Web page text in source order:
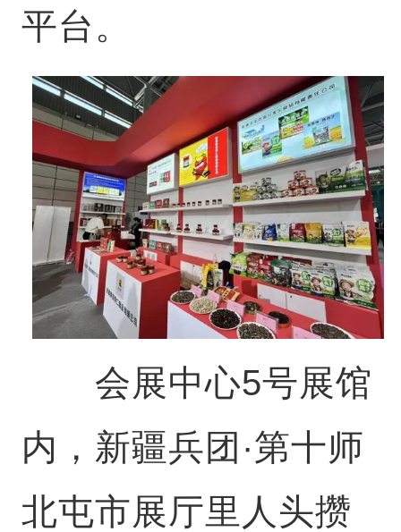
平台。
会展中心5号展馆
内，新疆兵团·第十师
北屯市展厅里人头攒